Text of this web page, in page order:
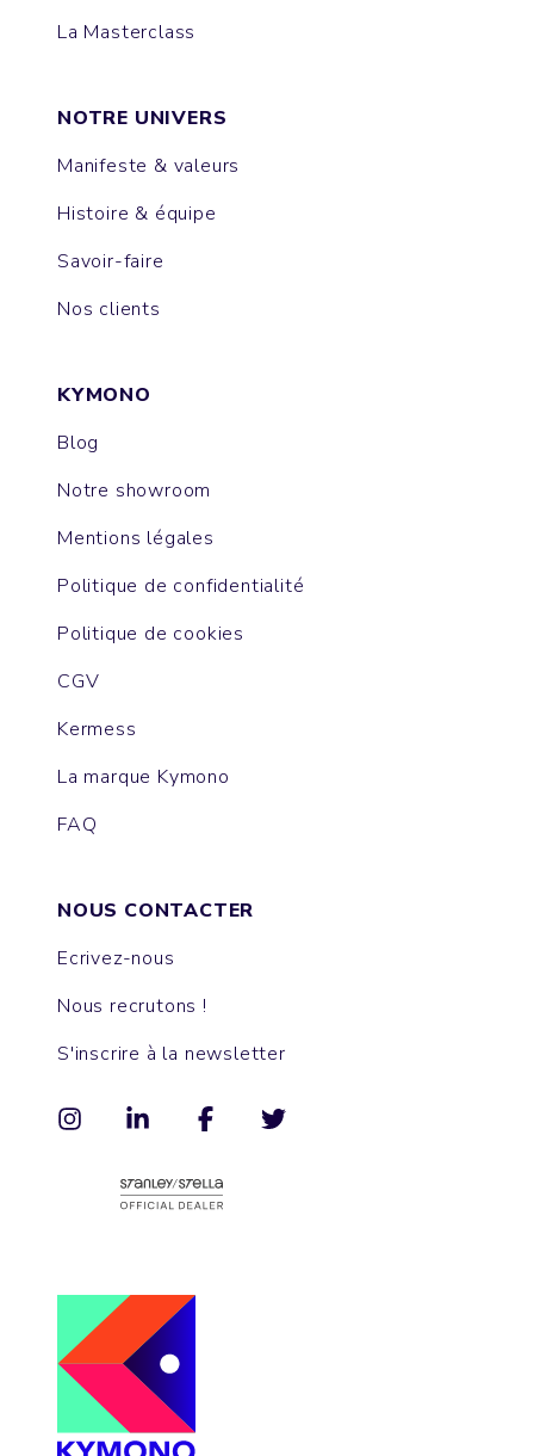
La Masterclass
NOTRE UNIVERS
Manifeste & valeurs
Histoire & équipe
Savoir-faire
Nos clients
KYMONO
Blog
Notre showroom
Mentions légales
Politique de confidentialité
Politique de cookies
CGV
Kermess
La marque Kymono
FAQ
NOUS CONTACTER
Ecrivez-nous
Nous recrutons !
S'inscrire à la newsletter